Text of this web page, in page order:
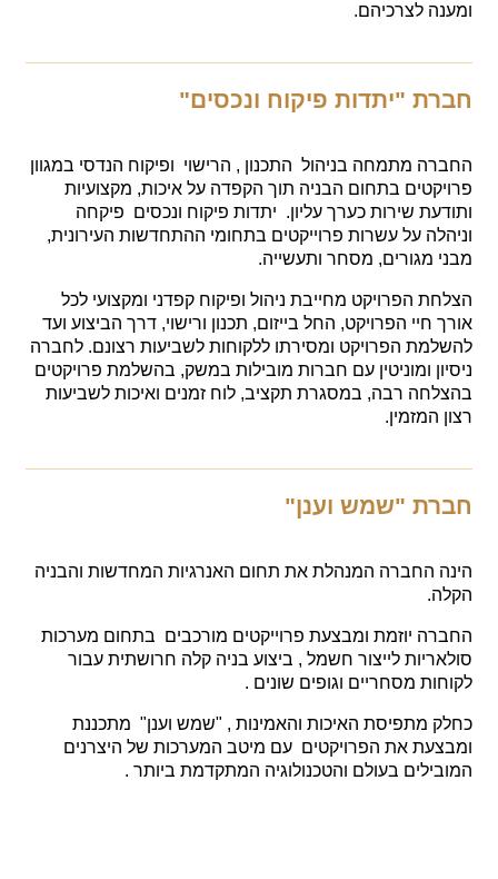
לצרכיהם.
"יתדות פיקוח ונכסים"
מתמחה בניהול התכנון , הרישוי ופיקוח הנדסי במגוון
בתחום הבניה תוך הקפדה על איכות, מקצועיות
שירות כערך עליון. יתדות פיקוח ונכסים פיקחה
על עשרות פרוייקטים בתחומי ההתחדשות העירונית,
מסחר ותעשייה.
הפרויקט מחייבת ניהול ופיקוח קפדני ומקצועי לכל
הפרויקט, החל בייזום, תכנון ורישוי, דרך הביצוע ועד
הפרויקט ומסירתו ללקוחות לשביעות רצונם. לחברה
ומוניטין עם חברות מובילות במשק, בהשלמת פרויקטים
רבה, במסגרת תקציב, לוח זמנים ואיכות לשביעות
"שמש וענן"
המנהלת את תחום האנרגיות המחדשות והבניה
יוזמת ומבצעת פרוייקטים מורכבים בתחום מערכות
לייצור חשמל , ביצוע בניה קלה חרושתית עבור
מסחריים וגופים שונים .
האיכות והאמינות , "שמש וענן" מתכננת
את הפרויקטים עם מיטב המערכות של היצרנים
בעולם והטכנולוגיה המתקדמת ביותר .